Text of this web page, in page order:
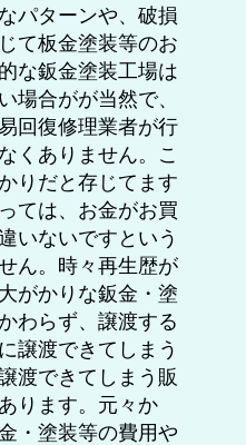
パターンや、破損
て板金塗装等のお
な鈑金塗装工場は
場合がが当然で、
回復修理業者が行
くありません。こ
りだと存じてます
ては、お金がお買
いないですという
ん。時々再生歴が
がかりな鈑金・塗
わらず、譲渡する
譲渡できてしまう
渡できてしまう販
ります。元々か
・塗装等の費用や